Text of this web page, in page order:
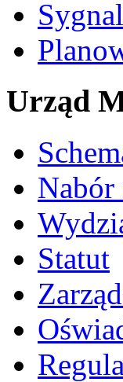
Urząd
Nabór
Statut